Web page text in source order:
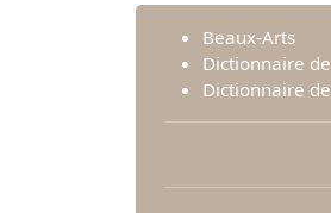
Beaux-Arts
Dictionnaire
Dictionnaire